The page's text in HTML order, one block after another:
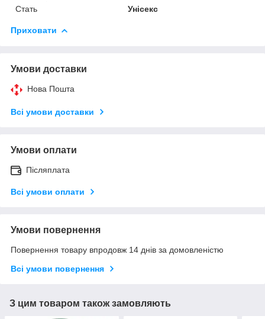
Стать
Унісекс
Приховати
Умови доставки
Нова Пошта
Всі умови доставки
Умови оплати
Післяплата
Всі умови оплати
Умови повернення
Повернення товару впродовж 14 днів за домовленістю
Всі умови повернення
З цим товаром також замовляють